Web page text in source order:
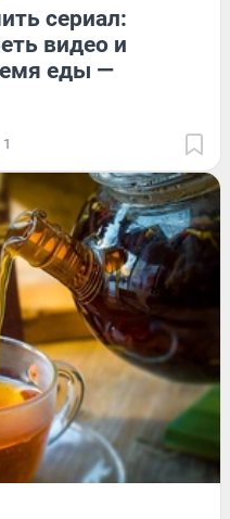
сериал:
видео и
еды —
1